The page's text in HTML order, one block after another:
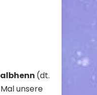
(dt.
unsere